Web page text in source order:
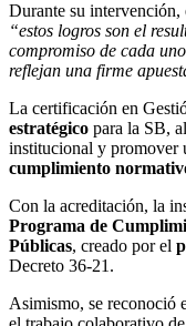
Durante su intervención,
“estos logros son el
compromiso de cada
reflejan una firme
La certificación en
estratégico para la SB,
institucional y promover
cumplimiento
Con la acreditación, la
Programa de
Públicas, creado por el
Decreto 36-21.
Asimismo, se reconoció